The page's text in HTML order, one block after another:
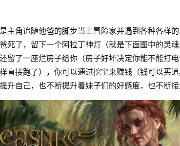
主角追随他爸的脚步当上冒险家并遇到各种各样
死了，留下一个阿拉丁神灯（就是下面图中的灵
留了一座烂房子给你（房子好坏决定你能不能打
直接跑了），你可以通过挖宝来赚钱（钱可以买
升自己，也不断提升着妹子们的好感度，也不断